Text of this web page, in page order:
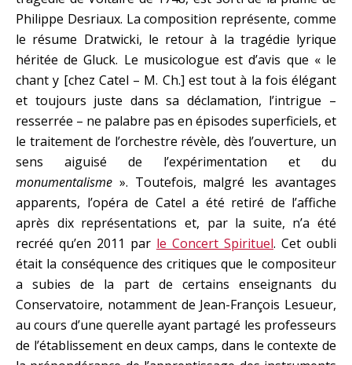
Philippe Desriaux. La composition représente, comme
le résume Dratwicki, le retour à la tragédie lyrique
héritée de Gluck. Le musicologue est d’avis que « le
chant y [chez Catel – M. Ch.] est tout à la fois élégant
et toujours juste dans sa déclamation, l’intrigue –
resserrée – ne palabre pas en épisodes superficiels, et
le traitement de l’orchestre révèle, dès l’ouverture, un
sens aiguisé de l’expérimentation et du
monumentalisme ». Toutefois, malgré les avantages
apparents, l’opéra de Catel a été retiré de l’affiche
après dix représentations et, par la suite, n’a été
recréé qu’en 2011 par le Concert Spirituel. Cet oubli
était la conséquence des critiques que le compositeur
a subies de la part de certains enseignants du
Conservatoire, notamment de Jean-François Lesueur,
au cours d’une querelle ayant partagé les professeurs
de l’établissement en deux camps, dans le contexte de